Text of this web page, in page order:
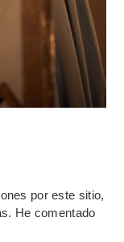
por este sitio,
He comentado